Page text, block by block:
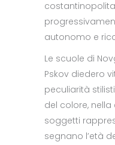
autonomo e
Le scuole di
Pskov diedero
peculiarità
del colore,
soggetti
segnano l’età